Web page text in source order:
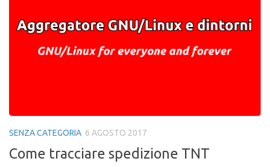
SENZA CATEGORIA 6 AGOSTO 2017
Come tracciare spedizione TNT